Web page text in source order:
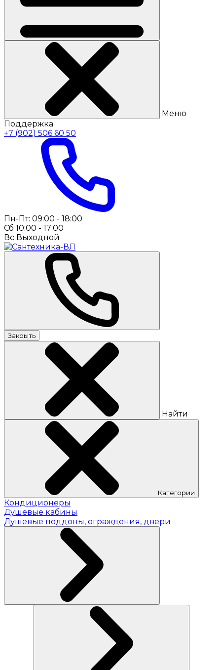
Меню
Поддержка
+7 (902) 506 60 50
Пн-Пт: 09:00 - 18:00
Сб 10:00 - 17:00
Вс Выходной
Закрыть
Найти
Категории
Кондиционеры
Душевые кабины
Душевые поддоны, ограждения, двери